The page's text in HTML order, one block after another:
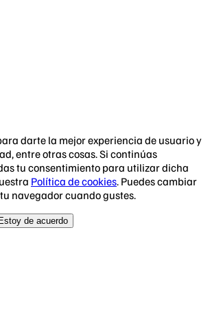
darte la mejor experiencia de usuario y
entre otras cosas. Si continúas
tu consentimiento para utilizar dicha
Política de cookies. Puedes cambiar
navegador cuando gustes.
Estoy de acuerdo